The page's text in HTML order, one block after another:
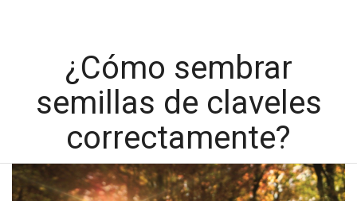
¿Cómo sembrar
semillas de claveles
correctamente?